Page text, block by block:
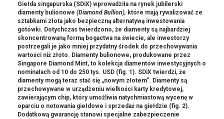
Giełda singapurska (SDiX) wprowadziła na rynek jubilerski
diamenty bulionowe (Diamond Bullion), które mają rywalizować ze
sztabkami złota jako bezpieczną alternatywą inwestowania
gotówki. Dotychczas twierdzono, że diamenty są najbardziej
skoncentrowaną formą bogactwa na świecie, ale inwestorzy
postrzegali je jako mniej przydatny środek do przechowywania
wartości niż złoto. Diamenty bulionowe, produkowane przez
Singapore Diamond Mint, to kolekcja diamentów inwestycyjnych o
nominałach od 10 do 250 tys. USD (fig. 1). SDiX twierdzi, że
diamenty mogą teraz stać się „nowym złotem”. Diamenty są
przechowywane w urządzeniu wielkości karty kredytowej,
zawierającym chip, który umożliwia natychmiastową wycenę w
oparciu o notowania giełdowe i sprzedaż na giełdzie (fig. 2).
Dodatkową gwarancję stanowi specjalne zabezpieczenie